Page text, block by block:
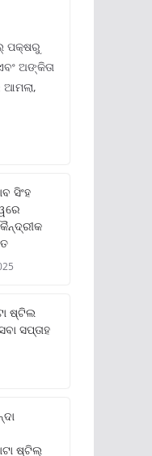
ପକ୍ଷରୁ
ଅଙ୍କିତା
ଆମଲା,
ସିଂହ
ଷ୍ଟିଲ
ସପ୍ତାହ
ଷ୍ଟିଲ୍